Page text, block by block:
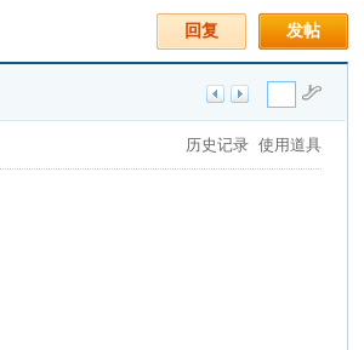
发帖
回复
历史记录 使用道具